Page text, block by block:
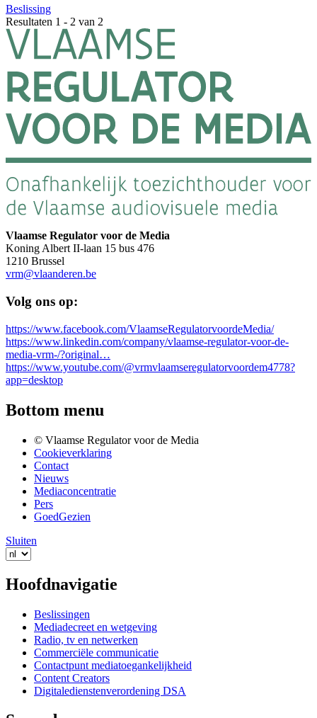
Beslissing
Resultaten 1 - 2 van 2
Vlaamse Regulator voor de Media
Koning Albert II-laan 15 bus 476
1210 Brussel
vrm@vlaanderen.be
Volg ons op:
https://www.facebook.com/VlaamseRegulatorvoordeMedia/
https://www.linkedin.com/company/vlaamse-regulator-voor-de-
media-vrm-/?original…
https://www.youtube.com/@vrmvlaamseregulatorvoordem4778?
app=desktop
Bottom menu
© Vlaamse Regulator voor de Media
Cookieverklaring
Contact
Nieuws
Mediaconcentratie
Pers
GoedGezien
Sluiten
Hoofdnavigatie
Beslissingen
Mediadecreet en wetgeving
Radio, tv en netwerken
Commerciële communicatie
Contactpunt mediatoegankelijkheid
Content Creators
Digitaledienstenverordening DSA